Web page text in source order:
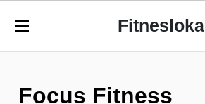
Fitnesloka
Focus Fitness